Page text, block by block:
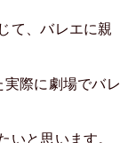
て、バレエに親
際に劇場でバレ
と思います。